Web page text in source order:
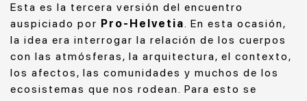
Esta es la tercera versión del encuentro
auspiciado por Pro-Helvetia. En esta ocasión,
la idea era interrogar la relación de los cuerpos
con las atmósferas, la arquitectura, el contexto,
los afectos, las comunidades y muchos de los
ecosistemas que nos rodean. Para esto se